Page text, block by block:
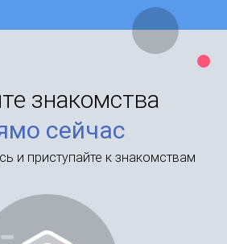
знакомства
сейчас
и приступайте к знакомствам